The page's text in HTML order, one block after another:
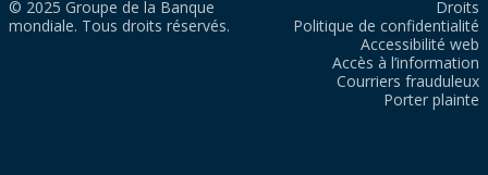
© 2025 Groupe de la Banque
mondiale. Tous droits réservés.
Droits
Politique de confidentialité
Accessibilité web
Accès à l’information
Courriers frauduleux
Porter plainte